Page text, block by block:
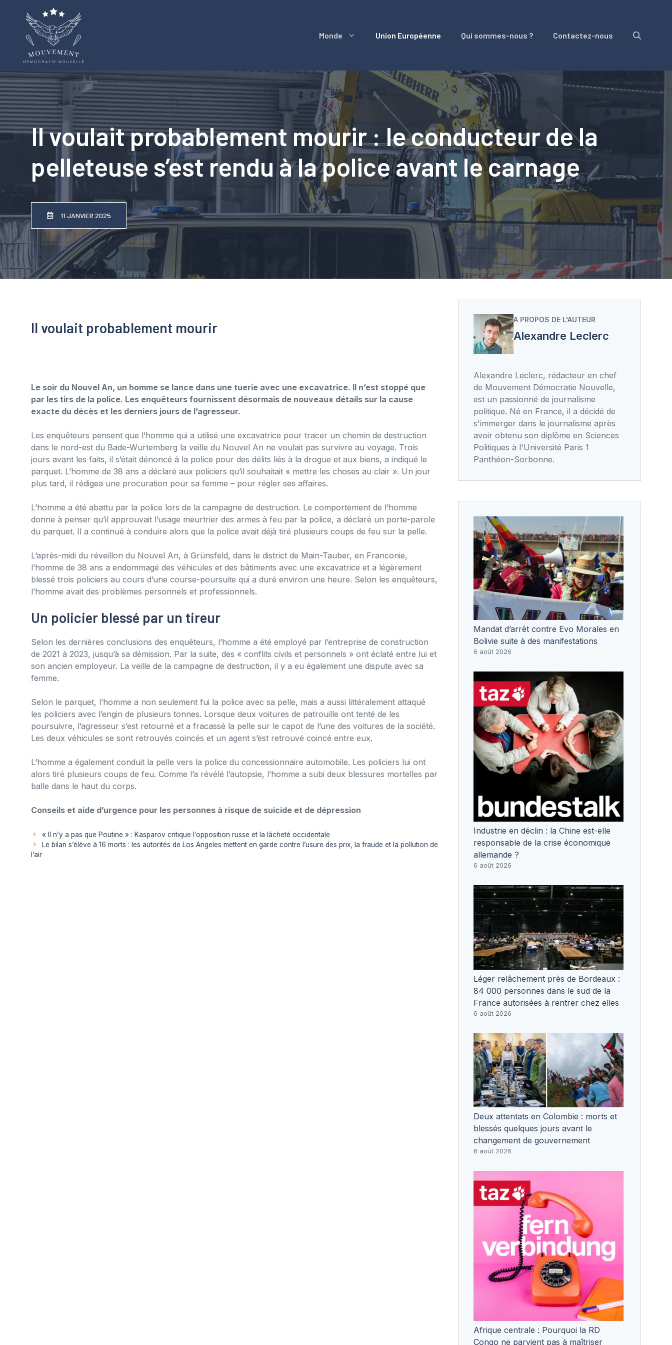
Monde Union Européenne Qui sommes-nous ? Contactez-nous
Il voulait probablement mourir : le conducteur de la
pelleteuse s’est rendu à la police avant le carnage
11 JANVIER 2025
Il voulait probablement mourir
Le soir du Nouvel An, un homme se lance dans une tuerie avec une excavatrice. Il n’est stoppé que
par les tirs de la police. Les enquêteurs fournissent désormais de nouveaux détails sur la cause
exacte du décès et les derniers jours de l’agresseur.
Les enquêteurs pensent que l’homme qui a utilisé une excavatrice pour tracer un chemin de destruction
dans le nord-est du Bade-Wurtemberg la veille du Nouvel An ne voulait pas survivre au voyage. Trois
jours avant les faits, il s’était dénoncé à la police pour des délits liés à la drogue et aux biens, a indiqué le
parquet. L’homme de 38 ans a déclaré aux policiers qu’il souhaitait « mettre les choses au clair ». Un jour
plus tard, il rédigea une procuration pour sa femme – pour régler ses affaires.
L’homme a été abattu par la police lors de la campagne de destruction. Le comportement de l’homme
donne à penser qu’il approuvait l’usage meurtrier des armes à feu par la police, a déclaré un porte-parole
du parquet. Il a continué à conduire alors que la police avait déjà tiré plusieurs coups de feu sur la pelle.
L’après-midi du réveillon du Nouvel An, à Grünsfeld, dans le district de Main-Tauber, en Franconie,
l’homme de 38 ans a endommagé des véhicules et des bâtiments avec une excavatrice et a légèrement
blessé trois policiers au cours d’une course-poursuite qui a duré environ une heure. Selon les enquêteurs,
l’homme avait des problèmes personnels et professionnels.
Un policier blessé par un tireur
Selon les dernières conclusions des enquêteurs, l’homme a été employé par l’entreprise de construction
de 2021 à 2023, jusqu’à sa démission. Par la suite, des « conflits civils et personnels » ont éclaté entre lui et
son ancien employeur. La veille de la campagne de destruction, il y a eu également une dispute avec sa
femme.
Selon le parquet, l’homme a non seulement fui la police avec sa pelle, mais a aussi littéralement attaqué
les policiers avec l’engin de plusieurs tonnes. Lorsque deux voitures de patrouille ont tenté de les
poursuivre, l’agresseur s’est retourné et a fracassé la pelle sur le capot de l’une des voitures de la société.
Les deux véhicules se sont retrouvés coincés et un agent s’est retrouvé coincé entre eux.
L’homme a également conduit la pelle vers la police du concessionnaire automobile. Les policiers lui ont
alors tiré plusieurs coups de feu. Comme l’a révélé l’autopsie, l’homme a subi deux blessures mortelles par
balle dans le haut du corps.
Conseils et aide d’urgence pour les personnes à risque de suicide et de dépression
« Il n’y a pas que Poutine » : Kasparov critique l’opposition russe et la lâcheté occidentale
Le bilan s’élève à 16 morts : les autorités de Los Angeles mettent en garde contre l’usure des prix, la fraude et la pollution de
l’air
A PROPOS DE L'AUTEUR
Alexandre Leclerc
Alexandre Leclerc, rédacteur en chef
de Mouvement Démocratie Nouvelle,
est un passionné de journalisme
politique. Né en France, il a décidé de
s'immerger dans le journalisme après
avoir obtenu son diplôme en Sciences
Politiques à l'Université Paris 1
Panthéon-Sorbonne.
Mandat d’arrêt contre Evo Morales en
Bolivie suite à des manifestations
6 août 2026
Industrie en déclin : la Chine est-elle
responsable de la crise économique
allemande ?
6 août 2026
Léger relâchement près de Bordeaux :
84 000 personnes dans le sud de la
France autorisées à rentrer chez elles
6 août 2026
Deux attentats en Colombie : morts et
blessés quelques jours avant le
changement de gouvernement
6 août 2026
Afrique centrale : Pourquoi la RD
Congo ne parvient pas à maîtriser